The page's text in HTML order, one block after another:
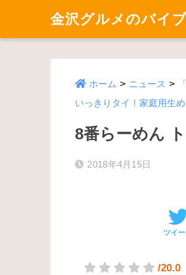
金沢グルメのバイ
ホーム > ニュース >
いっきりタイ！家庭用生
8番らーめん
2018年4月15日
ツイー
/20.0